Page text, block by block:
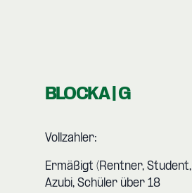
BLOCK A | G
Vollzahler:
Ermäßigt (Rentner, Student,
Azubi, Schüler über 18